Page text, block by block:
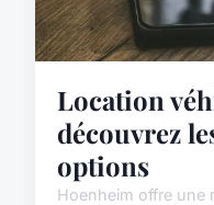
Location
découvrez
options
Hoenheim offre